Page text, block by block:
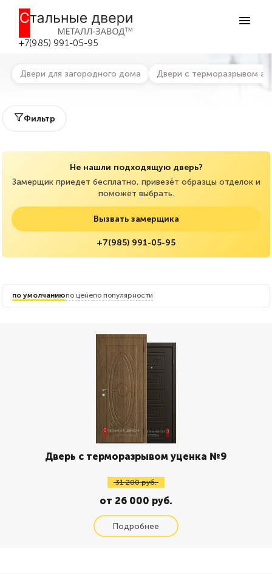
+7(985) 991-05-95
Входные двери с терморазрывом в
Боровске
Двери для загородного дома Двери с терморазрывом
Фильтр
Не нашли подходящую дверь?
Замерщик приедет бесплатно, привезёт образцы отделок и
поможет выбрать.
Вызвать замерщика
+7(985) 991-05-95
по умолчаниюпо ценепо популярности
Дверь с терморазрывом уценка №9
31 200 руб.
от 26 000 руб.